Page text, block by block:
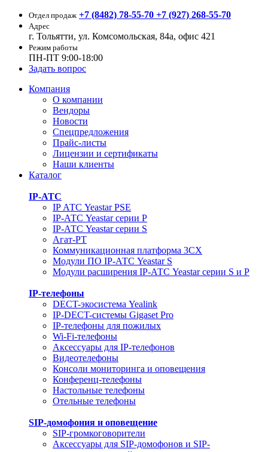
Отдел продаж +7 (8482) 78-55-70 +7 (927) 268-55-70
Адрес
г. Тольятти, ул. Комсомольская, 84а, офис 421
Режим работы
ПН-ПТ 9:00-18:00
Задать вопрос
Компания
О компании
Вендоры
Новости
Спецпредложения
Прайс-листы
Лицензии и сертификаты
Наши клиенты
Каталог
IP-АТС
IP АТС Yeastar PSE
IP-АТС Yeastar серии P
IP-АТС Yeastar серии S
Агат-РТ
Коммуникационная платформа 3CX
Модули ПО IP-АТС Yeastar S
Модули расширения IP-АТС Yeastar серии S и P
IP-телефоны
DECT-экосистема Yealink
IP-DECT-системы Gigaset Pro
IP-телефоны для пожилых
Wi-Fi-телефоны
Аксессуары для IP-телефонов
Видеотелефоны
Консоли мониторинга и оповещения
Конференц-телефоны
Настольные телефоны
Отельные телефоны
SIP-домофония и оповещение
SIP-громкоговорители
Аксессуары для SIP-домофонов и SIP-